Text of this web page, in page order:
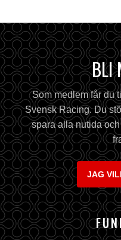
BLI
Som medlem får du
Svensk Racing. Du
spara alla nutida
JAG